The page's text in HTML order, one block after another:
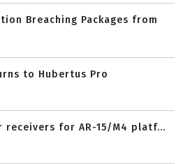
Breaching Packages from
to Hubertus Pro
receivers for AR-15/M4 platf...